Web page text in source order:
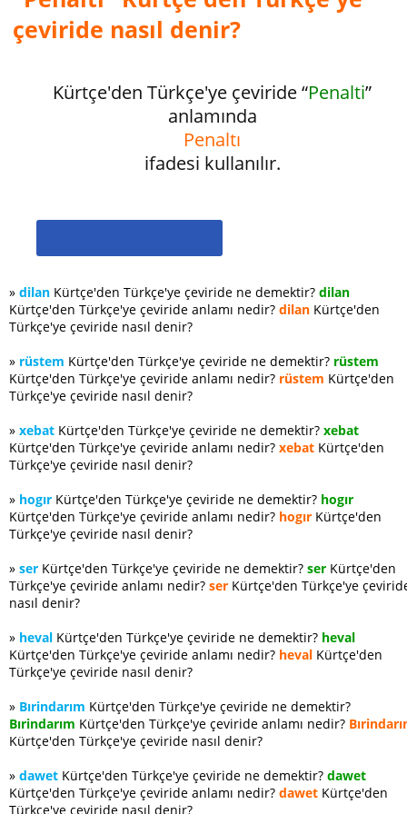
çeviride nasıl denir?
Kürtçe'den Türkçe'ye çeviride “Penalti”
anlamında
Penaltı
ifadesi kullanılır.
» dilan Kürtçe'den Türkçe'ye çeviride ne demektir? dilan
Kürtçe'den Türkçe'ye çeviride anlamı nedir? dilan Kürtçe'den
Türkçe'ye çeviride nasıl denir?
» rüstem Kürtçe'den Türkçe'ye çeviride ne demektir? rüstem
Kürtçe'den Türkçe'ye çeviride anlamı nedir? rüstem Kürtçe'den
Türkçe'ye çeviride nasıl denir?
» xebat Kürtçe'den Türkçe'ye çeviride ne demektir? xebat
Kürtçe'den Türkçe'ye çeviride anlamı nedir? xebat Kürtçe'den
Türkçe'ye çeviride nasıl denir?
» hogır Kürtçe'den Türkçe'ye çeviride ne demektir? hogır
Kürtçe'den Türkçe'ye çeviride anlamı nedir? hogır Kürtçe'den
Türkçe'ye çeviride nasıl denir?
» ser Kürtçe'den Türkçe'ye çeviride ne demektir? ser Kürtçe'den
Türkçe'ye çeviride anlamı nedir? ser Kürtçe'den Türkçe'ye
nasıl denir?
» heval Kürtçe'den Türkçe'ye çeviride ne demektir? heval
Kürtçe'den Türkçe'ye çeviride anlamı nedir? heval Kürtçe'den
Türkçe'ye çeviride nasıl denir?
» Bırindarım Kürtçe'den Türkçe'ye çeviride ne demektir?
Bırindarım Kürtçe'den Türkçe'ye çeviride anlamı nedir?
Kürtçe'den Türkçe'ye çeviride nasıl denir?
» dawet Kürtçe'den Türkçe'ye çeviride ne demektir? dawet
Kürtçe'den Türkçe'ye çeviride anlamı nedir? dawet Kürtçe'den
Türkçe'ye çeviride nasıl denir?